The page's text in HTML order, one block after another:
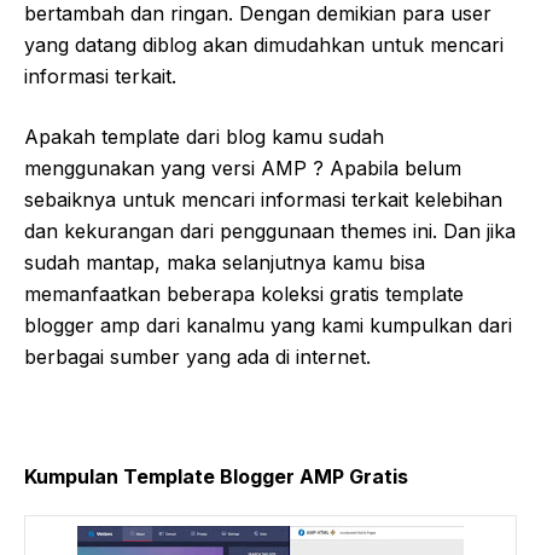
bertambah dan ringan. Dengan demikian para user
yang datang diblog akan dimudahkan untuk mencari
informasi terkait.
Apakah template dari blog kamu sudah
menggunakan yang versi AMP ? Apabila belum
sebaiknya untuk mencari informasi terkait kelebihan
dan kekurangan dari penggunaan themes ini. Dan jika
sudah mantap, maka selanjutnya kamu bisa
memanfaatkan beberapa koleksi gratis template
blogger amp dari kanalmu yang kami kumpulkan dari
berbagai sumber yang ada di internet.
Kumpulan Template Blogger AMP Gratis